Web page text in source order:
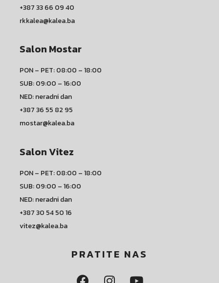
+387 33 66 09 40
rkkalea@kalea.ba
Salon Mostar
PON – PET: 08:00 – 18:00
SUB: 09:00 – 16:00
NED: neradni dan
+387 36 55 82 95
mostar@kalea.ba
Salon Vitez
PON – PET: 08:00 – 18:00
SUB: 09:00 – 16:00
NED: neradni dan
+387 30 54 50 16
vitez@kalea.ba
PRATITE NAS